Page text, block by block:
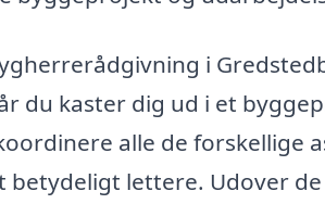
i
du kaster dig ud i et
alle de forskellige
lettere. Udover